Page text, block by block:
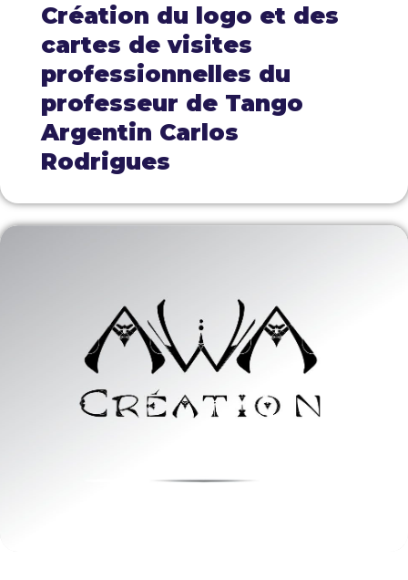
Création du logo et des
cartes de visites
professionnelles du
professeur de Tango
Argentin Carlos
Rodrigues